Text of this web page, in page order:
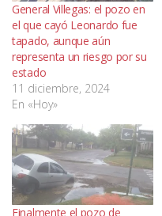
General Villegas: el pozo en
el que cayó Leonardo fue
tapado, aunque aún
representa un riesgo por su
estado
11 diciembre, 2024
En «Hoy»
Finalmente el pozo de